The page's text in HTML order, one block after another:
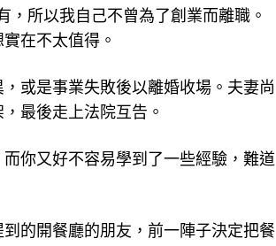
所以我自己不曾為了創業而離職。
在不太值得。
或是事業失敗後以離婚收場。夫妻尚
最後走上法院互告。
你又好不容易學到了一些經驗，難道
的開餐廳的朋友，前一陣子決定把餐